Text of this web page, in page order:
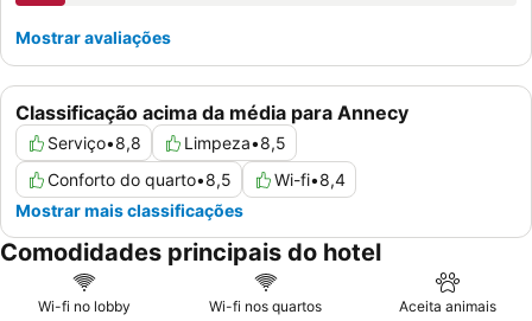
Classificação acima da média para Annecy
Serviço•8,8 Limpeza•8,5
Conforto do quarto•8,5 Wi-fi•8,4
Mostrar mais classificações
Mostrar avaliações
Comodidades principais do hotel
Wi-fi no lobby Wi-fi nos quartos Aceita animais